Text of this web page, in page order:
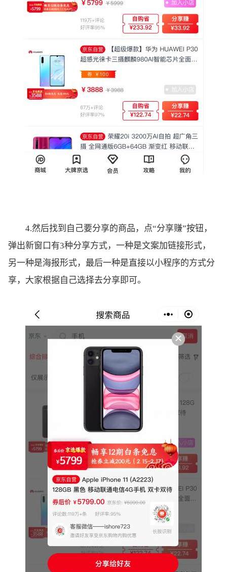
4.然后找到自己要分享的商品，点“分享赚”按钮，
弹出新窗口有3种分享方式，一种是文案加链接形式，
另一种是海报形式，最后一种是直接以小程序的方式分
享，大家根据自己选择去分享即可。